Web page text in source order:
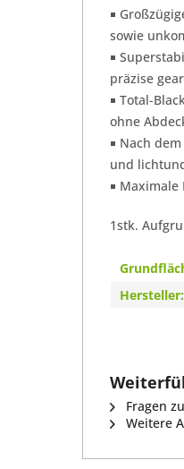
￭
sowie
￭
präzise
￭ Total-
ohne
￭ Nach
und
￭ Maximale
1stk.
Fragen
Weitere